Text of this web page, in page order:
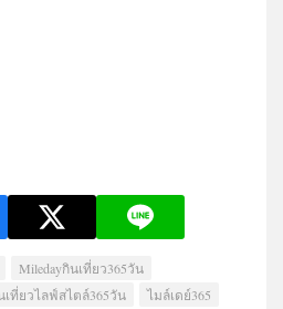
Miledayกินเที่ยว365วัน
ที่ยวไลฟ์สไตล์365วัน ไมล์เดย์365